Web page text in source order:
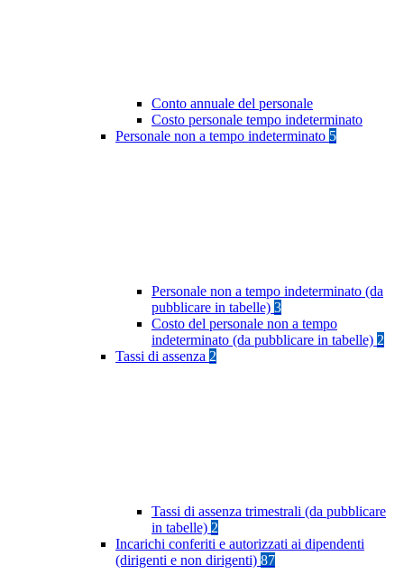
Conto annuale del personale
Costo personale tempo indeterminato
Personale non a tempo indeterminato 5
Personale non a tempo indeterminato (da
pubblicare in tabelle) 3
Costo del personale non a tempo
indeterminato (da pubblicare in tabelle) 2
Tassi di assenza 2
Tassi di assenza trimestrali (da pubblicare
in tabelle) 2
Incarichi conferiti e autorizzati ai dipendenti
(dirigenti e non dirigenti) 87